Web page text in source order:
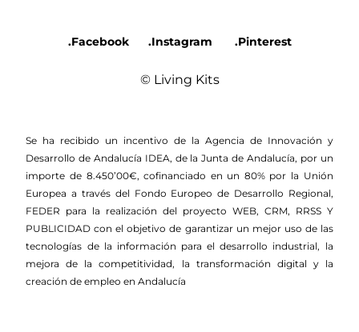
© Living Kits
.Facebook .Instagram .Pinterest
Se ha recibido un incentivo de la Agencia de Innovación y
Desarrollo de Andalucía IDEA, de la Junta de Andalucía, por un
importe de 8.450’00€, cofinanciado en un 80% por la Unión
Europea a través del Fondo Europeo de Desarrollo Regional,
FEDER para la realización del proyecto WEB, CRM, RRSS Y
PUBLICIDAD con el objetivo de garantizar un mejor uso de las
tecnologías de la información para el desarrollo industrial, la
mejora de la competitividad, la transformación digital y la
creación de empleo en Andalucía